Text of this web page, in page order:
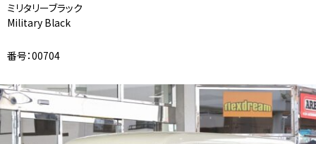
ミリタリーブラック
Military Black
番号：00704